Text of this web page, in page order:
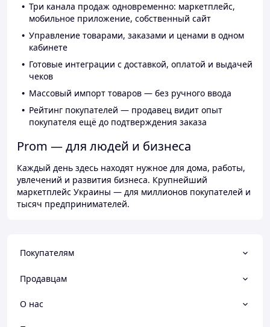
Три канала продаж одновременно: маркетплейс,
мобильное приложение, собственный сайт
Управление товарами, заказами и ценами в одном
кабинете
Готовые интеграции с доставкой, оплатой и выдачей
чеков
Массовый импорт товаров — без ручного ввода
Рейтинг покупателей — продавец видит опыт
покупателя ещё до подтверждения заказа
Prom — для людей и бизнеса
Каждый день здесь находят нужное для дома, работы,
увлечений и развития бизнеса. Крупнейший
маркетплейс Украины — для миллионов покупателей и
тысяч предпринимателей.
Покупателям
Продавцам
О нас